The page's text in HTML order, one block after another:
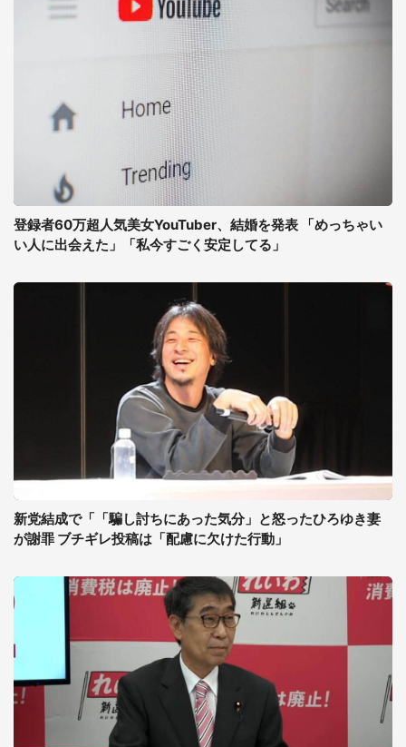
登録者60万超人気美女YouTuber、結婚を発表 「めっちゃい
い人に出会えた」「私今すごく安定してる」
新党結成で「「騙し討ちにあった気分」と怒ったひろゆき妻
が謝罪 ブチギレ投稿は「配慮に欠けた行動」